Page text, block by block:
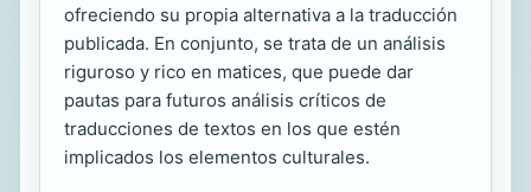
ofreciendo su propia alternativa a la traducción
publicada. En conjunto, se trata de un análisis
riguroso y rico en matices, que puede dar
pautas para futuros análisis críticos de
traducciones de textos en los que estén
implicados los elementos culturales.